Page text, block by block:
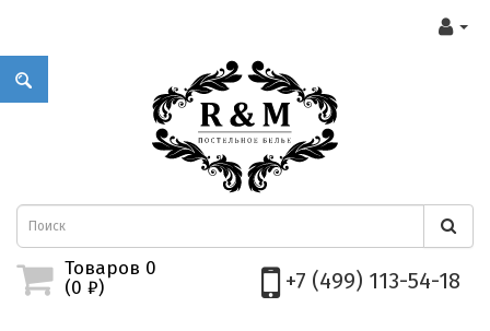
Товаров 0
(0 ₽) +7 (499) 113-54-18